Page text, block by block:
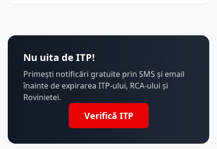
Nu uita de ITP!
Primești notificări gratuite prin SMS și email
înainte de expirarea ITP-ului, RCA-ului și
Rovinietei.
Verifică ITP